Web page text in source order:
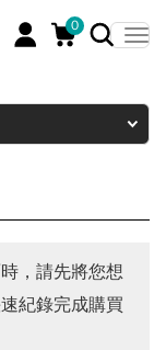
0
，請先將您想
紀錄完成購買